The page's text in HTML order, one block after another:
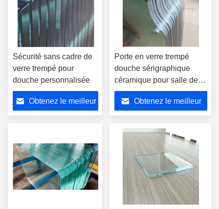
Sécurité sans cadre de
verre trempé pour
douche personnalisée
Obtenez le meilleur
Porte en verre trempé
douche sérigraphique
céramique pour salle de
bain
Obtenez le meilleur